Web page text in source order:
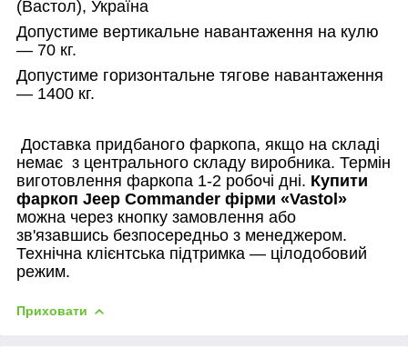
(Вастол), Україна
Допустиме вертикальне навантаження на кулю
— 70 кг.
Допустиме горизонтальне тягове навантаження
— 1400 кг.
Доставка придбаного фаркопа, якщо на складі
немає з центрального складу виробника. Термін
виготовлення фаркопа 1-2 робочі дні. Купити
фаркоп Jeep Commander фірми «Vastol»
можна через кнопку замовлення або
зв'язавшись безпосередньо з менеджером.
Технічна клієнтська підтримка — цілодобовий
режим.
Приховати